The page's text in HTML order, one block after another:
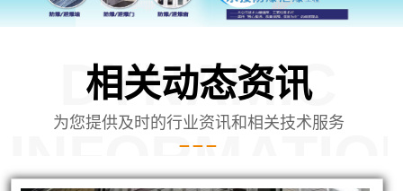
相关动态资讯
DYNAMIC
为您提供及时的行业资讯和相关技术服务